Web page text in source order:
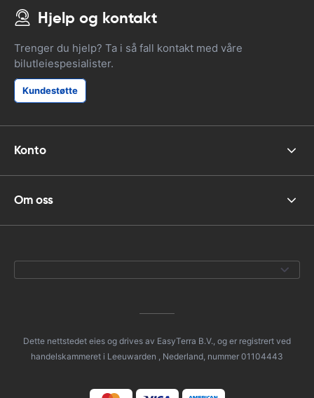
Hjelp og kontakt
Trenger du hjelp? Ta i så fall kontakt med våre
bilutleiespesialister.
Kundestøtte
Konto
Om oss
Dette nettstedet eies og drives av EasyTerra B.V., og er registrert ved
handelskammeret i Leeuwarden , Nederland, nummer 01104443